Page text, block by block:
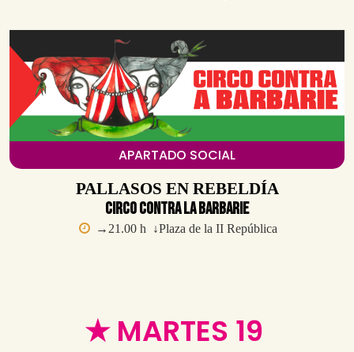
APARTADO SOCIAL
PALLASOS EN REBELDÍA
CIRCO CONTRA LA BARBARIE
→21.00 h ↓Plaza de la II República
★ MARTES 19